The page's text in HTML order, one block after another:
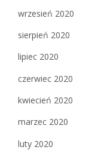
wrzesień 2020
sierpień 2020
lipiec 2020
czerwiec 2020
kwiecień 2020
marzec 2020
luty 2020